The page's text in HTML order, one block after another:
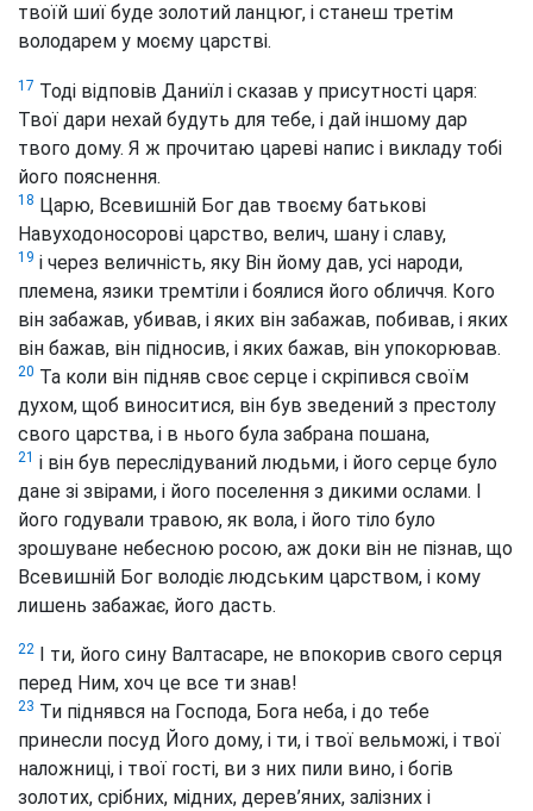
твоїй шиї буде золотий ланцюг, і станеш третім
володарем у моєму царстві.
17 Тоді відповів Даниїл і сказав у присутності царя:
Твої дари нехай будуть для тебе, і дай іншому дар
твого дому. Я ж прочитаю цареві напис і викладу тобі
його пояснення.
18 Царю, Всевишній Бог дав твоєму батькові
Навуходоносорові царство, велич, шану і славу,
19 і через величність, яку Він йому дав, усі народи,
племена, язики тремтіли і боялися його обличчя. Кого
він забажав, убивав, і яких він забажав, побивав, і яких
він бажав, він підносив, і яких бажав, він упокорював.
20 Та коли він підняв своє серце і скріпився своїм
духом, щоб виноситися, він був зведений з престолу
свого царства, і в нього була забрана пошана,
21 і він був переслідуваний людьми, і його серце було
дане зі звірами, і його поселення з дикими ослами. І
його годували травою, як вола, і його тіло було
зрошуване небесною росою, аж доки він не пізнав, що
Всевишній Бог володіє людським царством, і кому
лишень забажає, його дасть.
22
І ти, його сину Валтасаре, не впокорив свого серця
перед Ним, хоч це все ти знав!
23 Ти піднявся на Господа, Бога неба, і до тебе
принесли посуд Його дому, і ти, і твої вельможі, і твої
наложниці, і твої гості, ви з них пили вино, і богів
золотих, срібних, мідних, дерев’яних, залізних і